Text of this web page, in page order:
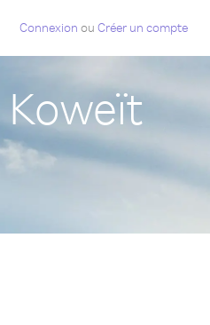
Connexion ou Créer un compte